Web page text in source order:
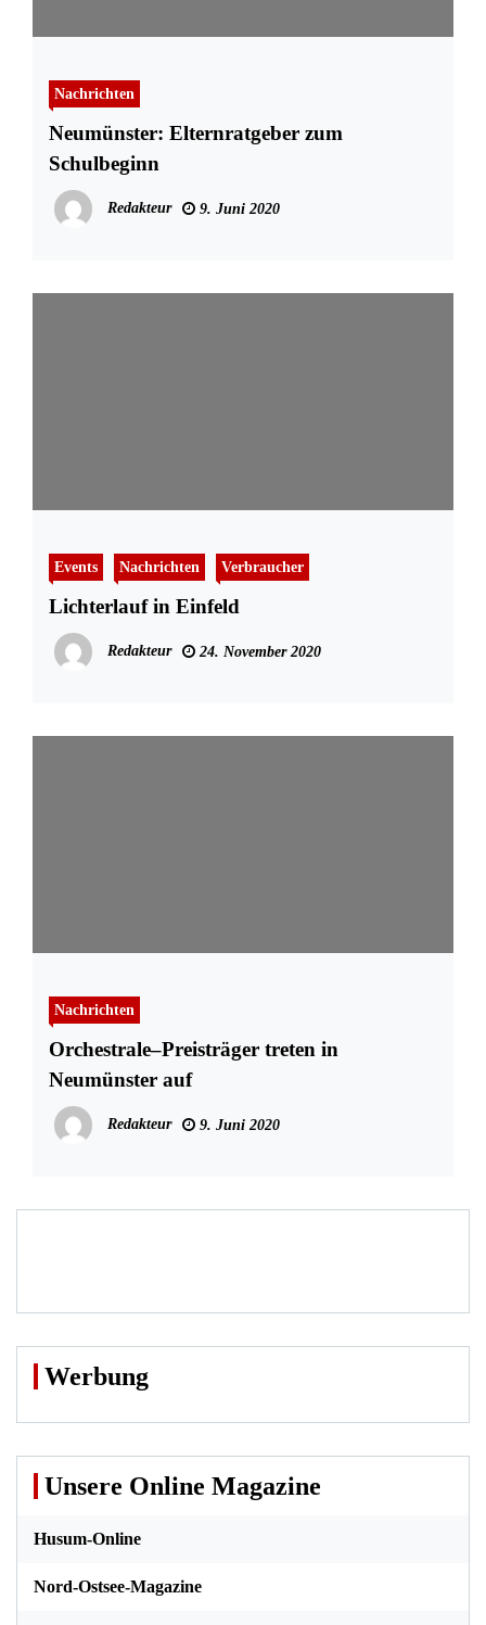
Nachrichten
Neumünster: Elternratgeber zum
Schulbeginn
Redakteur 9. Juni 2020
Events Nachrichten Verbraucher
Lichterlauf in Einfeld
Redakteur 24. November 2020
Nachrichten
Orchestrale–Preisträger treten in
Neumünster auf
Redakteur 9. Juni 2020
Werbung
Unsere Online Magazine
Husum-Online
Nord-Ostsee-Magazine